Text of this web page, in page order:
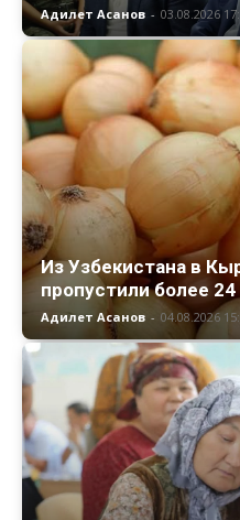
Адилет Асанов - 03.08.2026
Из Узбекистана в
пропустили более 24
Адилет Асанов - 04.08.2026